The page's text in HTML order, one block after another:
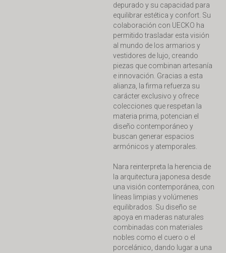
depurado y su capacidad para
equilibrar estética y confort. Su
colaboración con UECKO ha
permitido trasladar esta visión
al mundo de los armarios y
vestidores de lujo, creando
piezas que combinan artesanía
e innovación. Gracias a esta
alianza, la firma refuerza su
carácter exclusivo y ofrece
colecciones que respetan la
materia prima, potencian el
diseño contemporáneo y
buscan generar espacios
armónicos y atemporales.
Nara reinterpreta la herencia de
la arquitectura japonesa desde
una visión contemporánea, con
líneas limpias y volúmenes
equilibrados. Su diseño se
apoya en maderas naturales
combinadas con materiales
nobles como el cuero o el
porcelánico, dando lugar a una